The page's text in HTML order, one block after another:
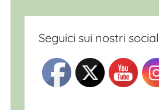
Seguici sui nostri social